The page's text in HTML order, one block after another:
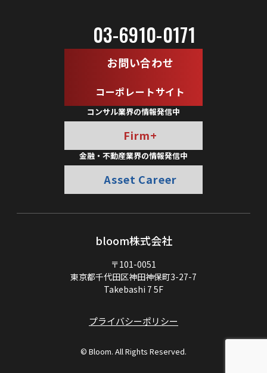
bloom株式会社
〒101-0051
東京都千代田区神田神保町3-27-7
Takebashi 7 5F
プライバシーポリシー
© Bloom. All Rights Reserved.
03-6910-0171
お問い合わせ
コーポレートサイト
コンサル業界の情報発信中
Firm+
金融・不動産業界の情報発信中
Asset Career